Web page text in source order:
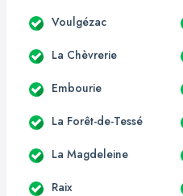
Voulgézac
La Chèvrerie
Embourie
La Forêt-de-Tessé
La Magdeleine
Raix